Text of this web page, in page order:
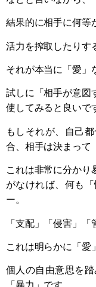
結果的に相手に何等
活力を搾取したりす
それが本当に「愛」
試しに「相手が意図
使してみると良いで
もしそれが、自己
合、相手は決まって
これは非常に分かり
がなければ、何も
ー。
「支配」「侵害」「
これは明らかに「愛
個人の自由意思を